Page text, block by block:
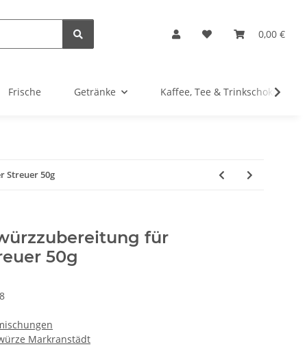
0,00 €
Frische Getränke Kaffee, Tee & Trinkschokolade
Streuer 50g
für
50g
Markranstädt